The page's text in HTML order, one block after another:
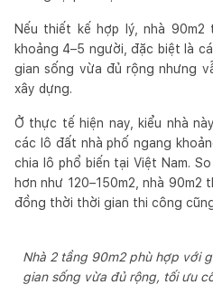
Nếu thiết kế hợp lý, nhà
khoảng 4–5 người, đặc biệt là
gian sống vừa đủ rộng nhưng
xây dựng.
Ở thực tế hiện nay, kiểu nhà
các lô đất nhà phố ngang
chia lô phổ biến tại Việt Nam.
hơn như 120–150m2, nhà 90m2
đồng thời thời gian thi công
Nhà 2 tầng 90m2 phù hợp với
gian sống vừa đủ rộng, tối ưu